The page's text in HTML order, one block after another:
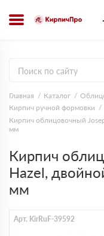
Главная Каталог
Кирпич ручной формовки
Кирпич облицовочный
мм
Кирпич
Hazel,
мм
Арт. KirRuF-39592